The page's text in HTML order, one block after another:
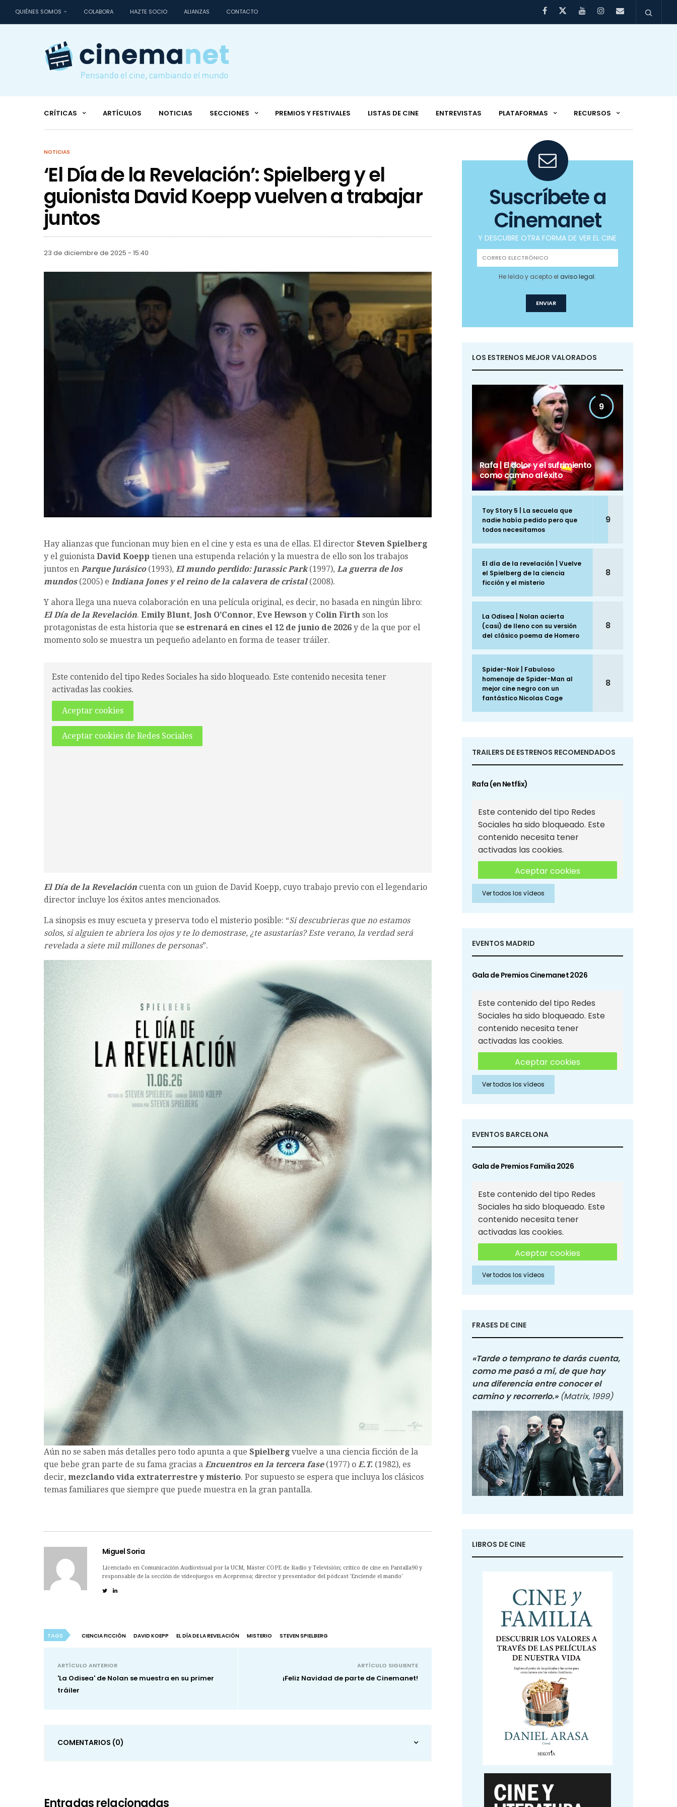
QUIÉNES SOMOS COLABORA HAZTE SOCIO ALIANZAS CONTACTO
CRÍTICAS ARTÍCULOS NOTICIAS SECCIONES PREMIOS Y FESTIVALES LISTAS DE CINE ENTREVISTAS PLATAFORMAS RECURSOS
NOTICIAS
‘El Día de la Revelación’: Spielberg y el
guionista David Koepp vuelven a trabajar
juntos
23 de diciembre de 2025 - 15:40
Hay alianzas que funcionan muy bien en el cine y esta es una de ellas. El director Steven Spielberg
y el guionista David Koepp tienen una estupenda relación y la muestra de ello son los trabajos
juntos en Parque Jurásico (1993), El mundo perdido: Jurassic Park(1997), La guerra de los
mundos(2005) e Indiana Jones y el reino de la calavera de cristal(2008).
Y ahora llega una nueva colaboración en una película original, es decir, no basada en ningún libro:
El Día de la Revelación. Emily Blunt, Josh O’Connor, Eve Hewson y Colin Firth son los
protagonistas de esta historia que se estrenará en cines el 12 de junio de 2026 y de la que por el
momento solo se muestra un pequeño adelanto en forma de teaser tráiler.
Este contenido del tipo Redes Sociales ha sido bloqueado. Este contenido necesita tener
activadas las cookies.
Aceptar cookies
Aceptar cookies de Redes Sociales
El Día de la Revelación cuenta con un guion de David Koepp, cuyo trabajo previo con el legendario
director incluye los éxitos antes mencionados.
La sinopsis es muy escueta y preserva todo el misterio posible: “Si descubrieras que no estamos
solos, si alguien te abriera los ojos y te lo demostrase, ¿te asustarías? Este verano, la verdad será
revelada a siete mil millones de personas”.
Aún no se saben más detalles pero todo apunta a que Spielberg vuelve a una ciencia ficción de la
que bebe gran parte de su fama gracias a Encuentros en la tercera fase(1977) o E.T. (1982), es
decir, mezclando vida extraterrestre y misterio. Por supuesto se espera que incluya los clásicos
temas familiares que siempre que puede muestra en la gran pantalla.
Miguel Soria
Licenciado en Comunicación Audiovisual por la UCM, Máster COPE de Radio y Televisión; crítico de cine en Pantalla90 y
responsable de la sección de videojuegos en Aceprensa; director y presentador del pódcast 'Enciende el mando'
TAGS CIENCIA FICCIÓN DAVID KOEPP EL DÍA DE LA REVELACIÓN MISTERIO STEVEN SPIELBERG
ARTÍCULO ANTERIOR
'La Odisea' de Nolan se muestra en su primer
tráiler
ARTÍCULO SIGUIENTE
¡Feliz Navidad de parte de Cinemanet!
COMENTARIOS (0)
Entradas relacionadas
Suscríbete a
Cinemanet
Y DESCUBRE OTRA FORMA DE VER EL CINE
He leído y acepto elaviso legal.
LOS ESTRENOS MEJOR VALORADOS
9
Rafa | El dolor y el sufrimiento
como camino al éxito
Toy Story 5 | La secuela que
nadie había pedido pero que
todos necesitamos
9
El día de la revelación | Vuelve
el Spielberg de la ciencia
ficción y el misterio
8
La Odisea | Nolan acierta
(casi) de lleno con su versión
del clásico poema de Homero
8
Spider-Noir | Fabuloso
homenaje de Spider-Man al
mejor cine negro con un
fantástico Nicolas Cage
8
TRAILERS DE ESTRENOS RECOMENDADOS
Rafa (en Netflix)
Este contenido del tipo Redes
Sociales ha sido bloqueado. Este
contenido necesita tener
activadas las cookies.
Aceptar cookies
Aceptar cookies de Redes
Sociales
Ver todos los vídeos
EVENTOS MADRID
Gala de Premios Cinemanet 2026
Este contenido del tipo Redes
Sociales ha sido bloqueado. Este
contenido necesita tener
activadas las cookies.
Aceptar cookies
Aceptar cookies de Redes
Sociales
Ver todos los vídeos
EVENTOS BARCELONA
Gala de Premios Familia 2026
Este contenido del tipo Redes
Sociales ha sido bloqueado. Este
contenido necesita tener
activadas las cookies.
Aceptar cookies
Aceptar cookies de Redes
Sociales
Ver todos los vídeos
FRASES DE CINE
«Tarde o temprano te darás cuenta,
como me pasó a mí, de que hay
una diferencia entre conocer el
camino y recorrerlo.» (Matrix, 1999)
LIBROS DE CINE